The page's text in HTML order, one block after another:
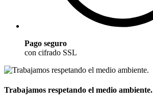
Pago seguro
con cifrado SSL
Trabajamos respetando el medio ambiente.